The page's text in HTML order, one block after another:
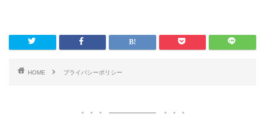
HOME プライバシーポリシー